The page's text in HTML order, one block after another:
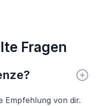
Fragen
Empfehlung von dir.